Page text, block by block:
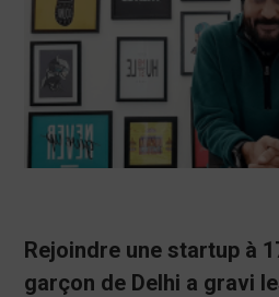
Rejoindre une startup à
garçon de Delhi a gravi